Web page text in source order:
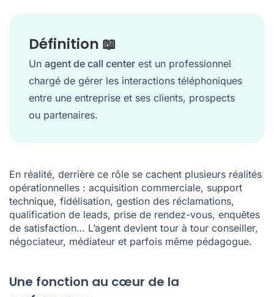
Définition 📖
Un agent de call center est un professionnel
chargé de gérer les interactions téléphoniques
entre une entreprise et ses clients, prospects
ou partenaires.
En réalité, derrière ce rôle se cachent plusieurs réalités
opérationnelles : acquisition commerciale, support
technique, fidélisation, gestion des réclamations,
qualification de leads, prise de rendez-vous, enquêtes
de satisfaction… L’agent devient tour à tour conseiller,
négociateur, médiateur et parfois même pédagogue.
Une fonction au cœur de la